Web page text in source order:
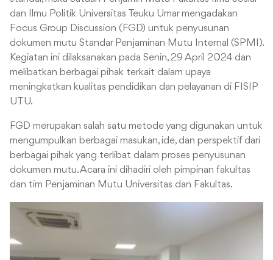
dan Ilmu Politik Universitas Teuku Umar mengadakan
Focus Group Discussion (FGD) untuk penyusunan
dokumen mutu Standar Penjaminan Mutu Internal (SPMI).
Kegiatan ini dilaksanakan pada Senin, 29 April 2024 dan
melibatkan berbagai pihak terkait dalam upaya
meningkatkan kualitas pendidikan dan pelayanan di FISIP
UTU.
FGD merupakan salah satu metode yang digunakan untuk
mengumpulkan berbagai masukan, ide, dan perspektif dari
berbagai pihak yang terlibat dalam proses penyusunan
dokumen mutu. Acara ini dihadiri oleh pimpinan fakultas
dan tim Penjaminan Mutu Universitas dan Fakultas.